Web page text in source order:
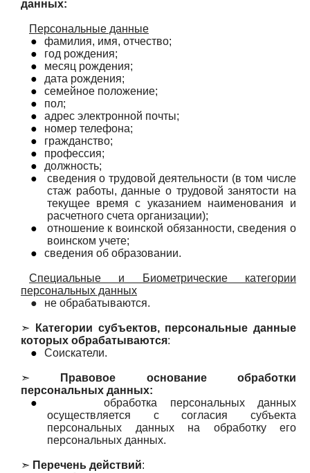
данных:
Персональные данные
●
фамилия, имя, отчество;
●
год рождения;
●
месяц рождения;
●
дата рождения;
●
семейное положение;
●
пол;
●
адрес электронной почты;
●
номер телефона;
●
гражданство;
●
профессия;
●
должность;
●
сведения о трудовой деятельности (в том числе
стаж работы, данные о трудовой занятости на
текущее время с указанием наименования и
расчетного счета организации);
●
отношение к воинской обязанности, сведения о
воинском учете;
●
сведения об образовании.
Специальные и Биометрические категории
персональных данных
●
не обрабатываются.
➣
Категории субъектов, персональные данные
которых обрабатываются:
●
Соискатели.
➣
Правовое основание обработки
персональных данных:
●
обработка персональных данных
осуществляется с согласия субъекта
персональных данных на обработку его
персональных данных.
➣ Перечень действий: